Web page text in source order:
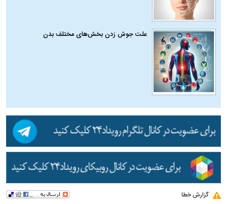
علت جوش زدن بخش‌های مختلف بدن
گزارش خطا